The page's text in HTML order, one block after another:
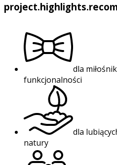
dla
funkcjonalności
dla
natury